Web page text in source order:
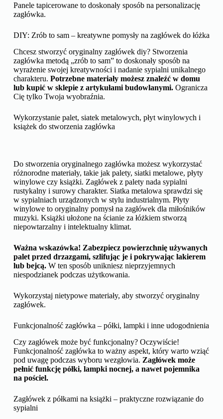
Panele tapicerowane to doskonały sposób na personalizację
zagłówka.
DIY: Zrób to sam – kreatywne pomysły na zagłówek do łóżka
Chcesz stworzyć oryginalny zagłówek diy? Stworzenia
zagłówka metodą „zrób to sam” to doskonały sposób na
wyrażenie swojej kreatywności i nadanie sypialni unikalnego
charakteru. Potrzebne materiały możesz znaleźć w domu
lub kupić w sklepie z artykułami budowlanymi.Ogranicza
Cię tylko Twoja wyobraźnia.
Wykorzystanie palet, siatek metalowych, płyt winylowych i
książek do stworzenia zagłówka
Do stworzenia oryginalnego zagłówka możesz wykorzystać
różnorodne materiały, takie jak palety, siatki metalowe, płyty
winylowe czy książki. Zagłówek z palety nada sypialni
rustykalny i surowy charakter. Siatka metalowa sprawdzi się
w sypialniach urządzonych w stylu industrialnym. Płyty
winylowe to oryginalny pomysł na zagłówek dla miłośników
muzyki. Książki ułożone na ścianie za łóżkiem stworzą
niepowtarzalny i intelektualny klimat.
Ważna wskazówka! Zabezpiecz powierzchnię używanych
palet przed drzazgami, szlifując je i pokrywając lakierem
lub bejcą.W ten sposób unikniesz nieprzyjemnych
niespodzianek podczas użytkowania.
Wykorzystaj nietypowe materiały, aby stworzyć oryginalny
zagłówek.
Funkcjonalność zagłówka – półki, lampki i inne udogodnienia
Czy zagłówek może być funkcjonalny? Oczywiście!
Funkcjonalność zagłówka to ważny aspekt, który warto wziąć
pod uwagę podczas wyboru wezgłowia. Zagłówek może
pełnić funkcję półki, lampki nocnej, a nawet pojemnika
na pościel.
Zagłówek z półkami na książki – praktyczne rozwiązanie do
sypialni